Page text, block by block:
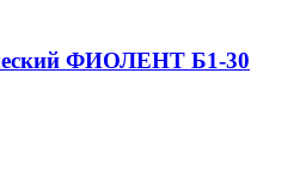
ФИОЛЕНТ Б1-30